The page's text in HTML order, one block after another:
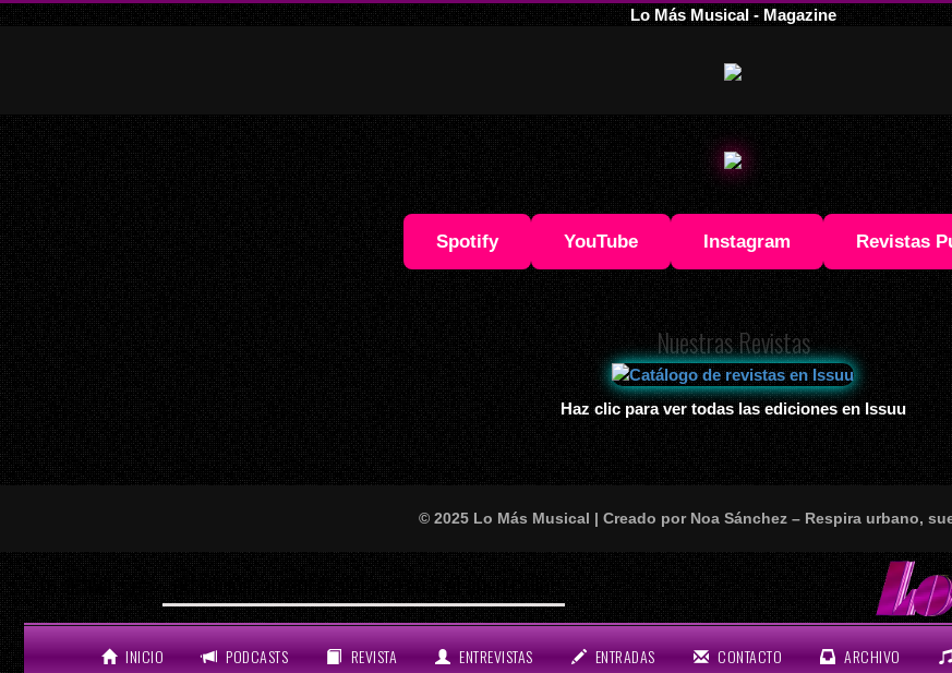
Lo Más Musical - Magazine
Spotify YouTube Instagram Revistas
Nuestras Revistas
Haz clic para ver todas las ediciones en Issuu
© 2025 Lo Más Musical | Creado por Noa Sánchez – Respira urbano,
LO ÚLTIMO Will
INICIO PODCASTS REVISTA ENTREVISTAS ENTRADAS CONTACTO ARCHIVO